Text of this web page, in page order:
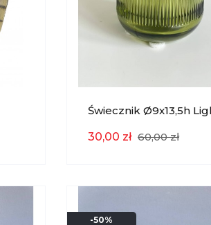
Świecznik Ø9x13,5h
30,00 zł 60,00 zł
-50%